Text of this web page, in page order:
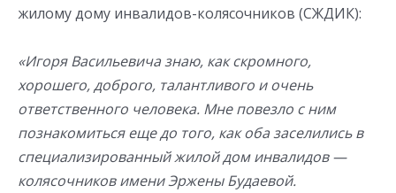
жилому дому инвалидов-колясочников (СЖДИК):
«Игоря Васильевича знаю, как скромного,
хорошего, доброго, талантливого и очень
ответственного человека. Мне повезло с ним
познакомиться еще до того, как оба заселились в
специализированный жилой дом инвалидов —
колясочников имени Эржены Будаевой.